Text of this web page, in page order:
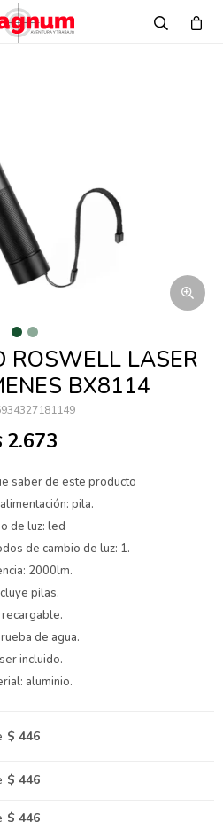
ROSWELL LASER
BX8114
2.673
saber de este producto
pila.
de luz: led
de cambio de luz: 1.
2000lm.
pilas.
recargable.
de agua.
incluido.
aluminio.
$ 446
$ 446
$ 446